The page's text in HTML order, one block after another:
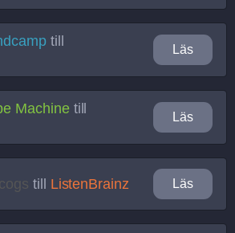
till
Läs
Machinetill
Läs
till ListenBrainz Läs